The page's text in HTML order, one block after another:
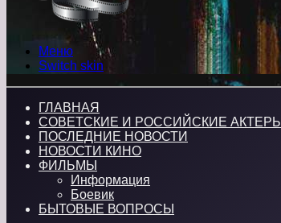
Меню
Switch skin
ГЛАВНАЯ
СОВЕТСКИЕ И РОССИЙСКИЕ АКТЕРЫ
ПОСЛЕДНИЕ НОВОСТИ
НОВОСТИ КИНО
ФИЛЬМЫ
Информация
Боевик
БЫТОВЫЕ ВОПРОСЫ